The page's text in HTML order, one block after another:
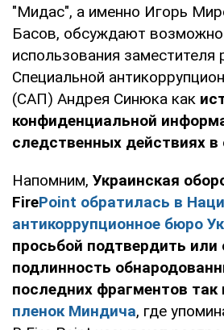
"Мидас", а именно Игорь
Басов, обсуждают
использования заместителя
Специальной
(САП) Андрея Синюка как
конфиденциальной
следственных действиях
Напомним, Украинская
FirePoint обратилась в
антикоррупционное бюро
просьбой подтвердить или
подлинность
последних фрагментов
пленок Миндича, где